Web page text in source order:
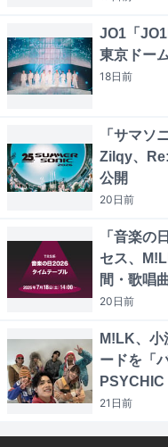
JO1「
東京ドー
18日前
「サマソ
Zilqy、
公開
20日前
「音楽の
セス、
間・歌唱
20日前
M!LK、小
ードを「
21日前